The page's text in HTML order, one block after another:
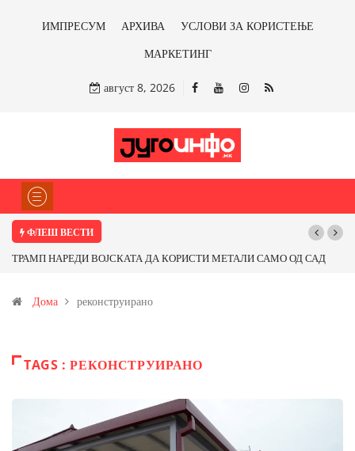
ИМПРЕСУМ АРХИВА
УСЛОВИ ЗА КОРИСТЕЊЕ
МАРКЕТИНГ
август 8, 2026
ФЛЕШ ВЕСТИ
ТРАМП НАРЕДИ ВОЈСКАТА ДА КОРИСТИ МЕТАЛИ САМО ОД САД
Иловица и со антимонот?
Дома реконструирано
TAGS : РЕКОНСТРУИРАНО